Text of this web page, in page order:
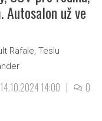
Autosalon už ve
Rafale, Teslu
14.10.2024 14:00 | 0